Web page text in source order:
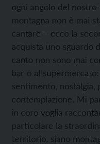
ogni angolo del
montagna non è mai
cantare – ecco la
acquista uno sguardo
canto non sono mai
bar o al supermercato:
sentimento, nostalgia,
contemplazione. Mi
in coro voglia
particolare la
territorio, siano